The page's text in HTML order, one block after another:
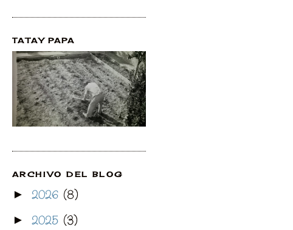
TATAY PAPA
ARCHIVO DEL BLOG
► 2026 (8)
► 2025 (3)